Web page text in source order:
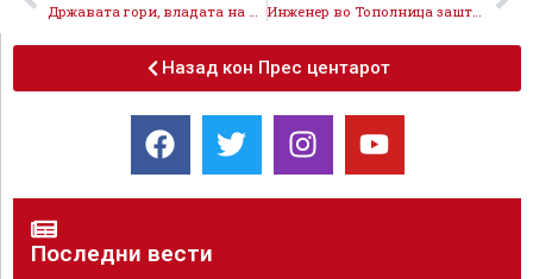
Инженер во Тополница заштедил 320.000 евра додека е 20 години под стечај, Јанушев си игра мајтап со народот
Назад кон Прес центарот
Последни вести